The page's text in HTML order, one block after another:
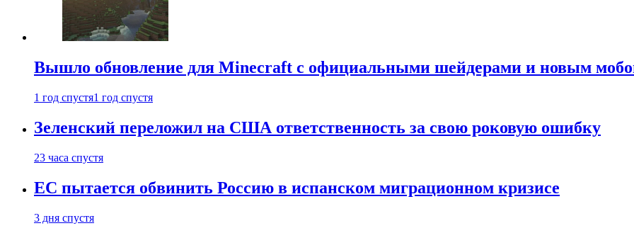
Вышло обновление для Minecraft с официальными шейдерами и новым
1 год спустя1 год спустя
Зеленский переложил на США ответственность за свою роковую ошибку
23 часа спустя
ЕС пытается обвинить Россию в испанском миграционном кризисе
3 дня спустя